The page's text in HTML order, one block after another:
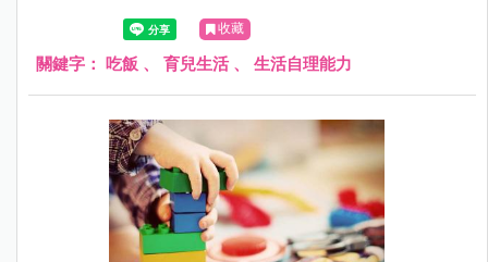
收藏
關鍵字： 吃飯 、 育兒生活、 生活自理能力